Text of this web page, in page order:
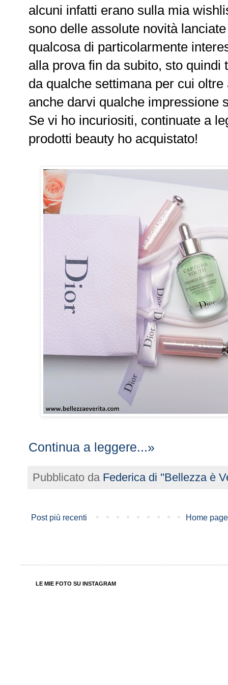
alcuni infatti erano sulla mia
sono delle assolute novità
qualcosa di particolarmente
alla prova fin da subito, sto quindi
da qualche settimana per cui
anche darvi qualche impressione
Se vi ho incuriositi, continuate a
prodotti beauty ho acquistato!
Continua a leggere...»
Pubblicato da Federica di ''Bellezza è
Post più recenti Home page
LE MIE FOTO SU INSTAGRAM